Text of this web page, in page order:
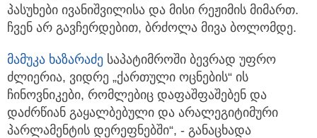
პასუხები ივანიშვილისა და მისი რეჟიმის მიმართ.
ჩვენ არ გავჩერდებით, ბრძოლა მივა ბოლომდე.
მამუკა ხაზარაძე საპატიმროში ბევრად უფრო
ძლიერია, ვიდრე „ქართული ოცნების“ ის
ჩინოვნიკები, რომლებიც დაფაშფაშებენ და
დაძრწიან გაყალბებული და არალეგიტიმური
პარლამენტის დერეფნებში“, - განაცხადა